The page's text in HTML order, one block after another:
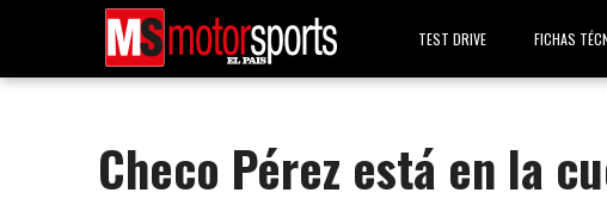
TEST DRIVE FICHAS
Checo Pérez está en la